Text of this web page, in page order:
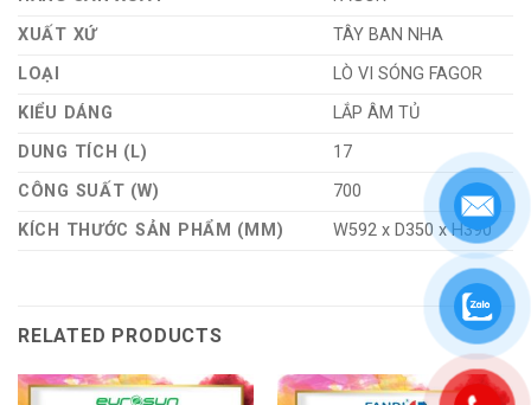
XUẤT XỨ
TÂY BAN NHA
LOẠI
LÒ VI SÓNG FAGOR
KIỂU DÁNG
LẮP ÂM TỦ
DUNG TÍCH (L)
17
CÔNG SUẤT (W)
700
KÍCH THƯỚC SẢN PHẨM (MM)
W592 x D350 x H390
RELATED PRODUCTS